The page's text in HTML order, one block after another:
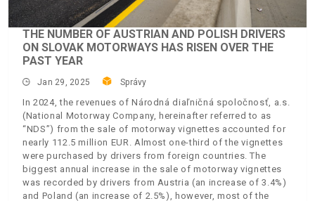
THE NUMBER OF AUSTRIAN AND POLISH DRIVERS
ON SLOVAK MOTORWAYS HAS RISEN OVER THE
PAST YEAR
Jan 29, 2025 Správy
In 2024, the revenues of Národná diaľničná spoločnosť, a.s.
(National Motorway Company, hereinafter referred to as
“NDS”) from the sale of motorway vignettes accounted for
nearly 112.5 million EUR. Almost one-third of the vignettes
were purchased by drivers from foreign countries. The
biggest annual increase in the sale of motorway vignettes
was recorded by drivers from Austria (an increase of 3.4%)
and Poland (an increase of 2.5%), however, most of the